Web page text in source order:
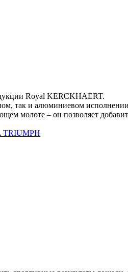
Royal KERCKHAERT.
так и алюминиевом
молоте – он позволяет
TRIUMPH